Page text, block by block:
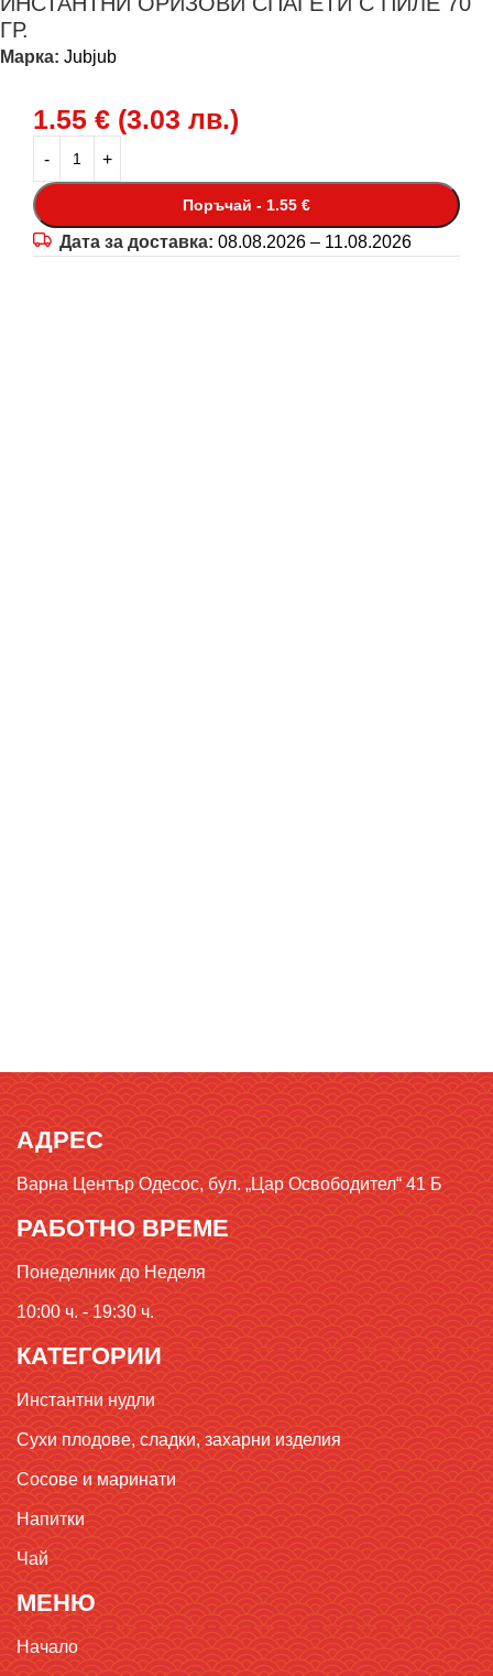
ГР.
Марка: Jubjub
1.55 € (3.03 лв.)
Поръчай - 1.55 €
Дата за доставка: 08.08.2026 – 11.08.2026
АДРЕС
Варна Център Одесос, бул. „Цар Освободител“ 41 Б
РАБОТНО ВРЕМЕ
Понеделник до Неделя
10:00 ч. - 19:30 ч.
КАТЕГОРИИ
Инстантни нудли
Сухи плодове, сладки, захарни изделия
Сосове и маринати
Напитки
Чай
МЕНЮ
Начало